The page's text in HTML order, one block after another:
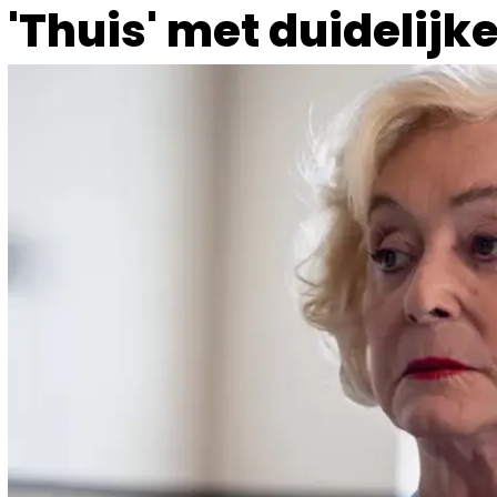
'Thuis' met